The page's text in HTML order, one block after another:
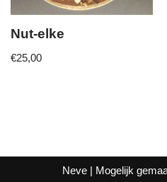
Nut-elke
€25,00
Neve| Mogelijk